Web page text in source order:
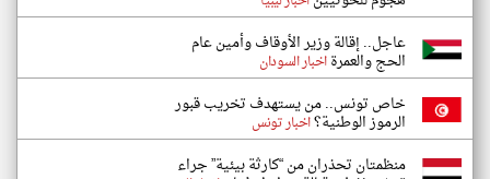
عاجل.. إقالة وزير الأوقاف وأمين عام
الحج والعمرةاخبار السودان
خاص تونس.. من يستهدف تخريب قبور
الرموز الوطنية؟اخبار تونس
منظمتان تحذران من “كارثة بيئية” جراء